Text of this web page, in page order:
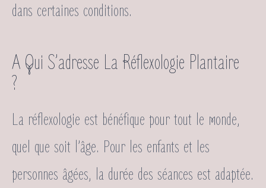
dans certaines conditions.
A Qui S’adresse La Réflexologie Plantaire
?
La réflexologie est bénéfique pour tout le monde,
quel que soit l’âge. Pour les enfants et les
personnes âgées, la durée des séances est adaptée.